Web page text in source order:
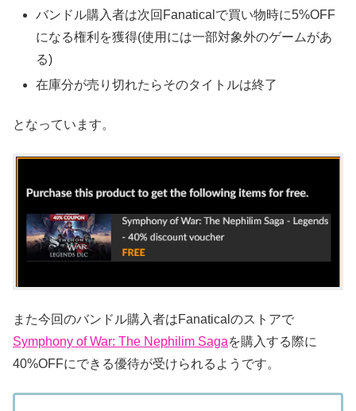
バンドル購入者は次回Fanaticalで買い物時に5%OFF
になる権利を獲得(使用には一部対象外のゲームがあ
る)
在庫分が売り切れたらそのタイトルは終了
となっています。
また今回のバンドル購入者はFanaticalのストアで
Symphony of War: The Nephilim Sagaを購入する際に
40%OFFにできる優待が受けられるようです。